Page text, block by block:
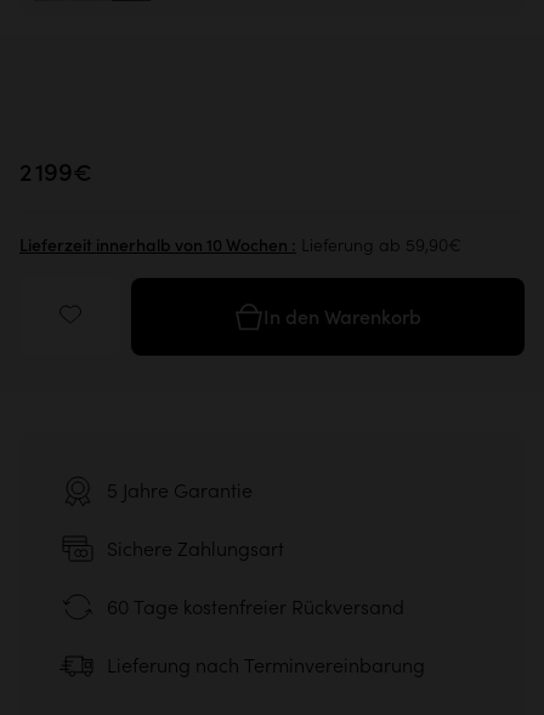
2 199€
In den Warenkorb
Lieferzeit innerhalb von 10 Wochen : Lieferung ab 59,90€
5 Jahre Garantie
Sichere Zahlungsart
60 Tage kostenfreier Rückversand
Lieferung nach Terminvereinbarung